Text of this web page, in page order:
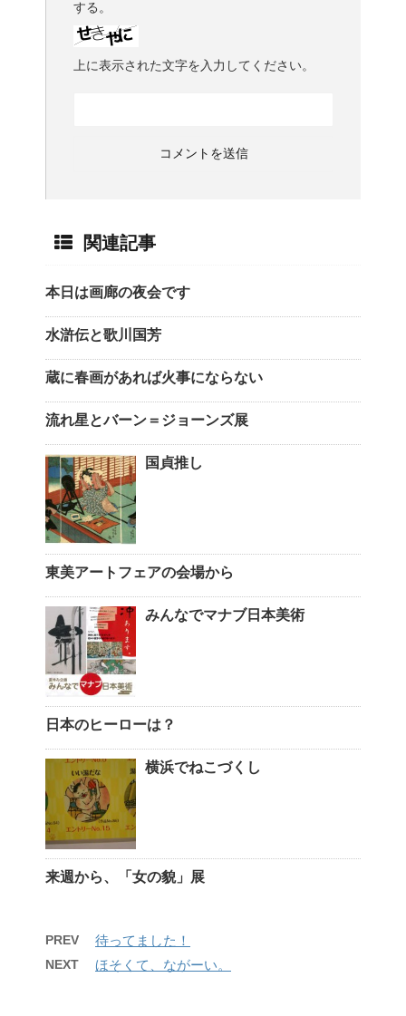
する。
上に表示された文字を入力してください。
関連記事
本日は画廊の夜会です
水滸伝と歌川国芳
蔵に春画があれば火事にならない
流れ星とバーン＝ジョーンズ展
国貞推し
東美アートフェアの会場から
みんなでマナブ日本美術
日本のヒーローは？
横浜でねこづくし
来週から、「女の貌」展
PREV 待ってました！
NEXT ほそくて、ながーい。